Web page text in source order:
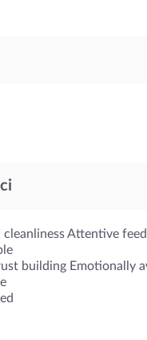
cleanliness Attentive
building Emotionally